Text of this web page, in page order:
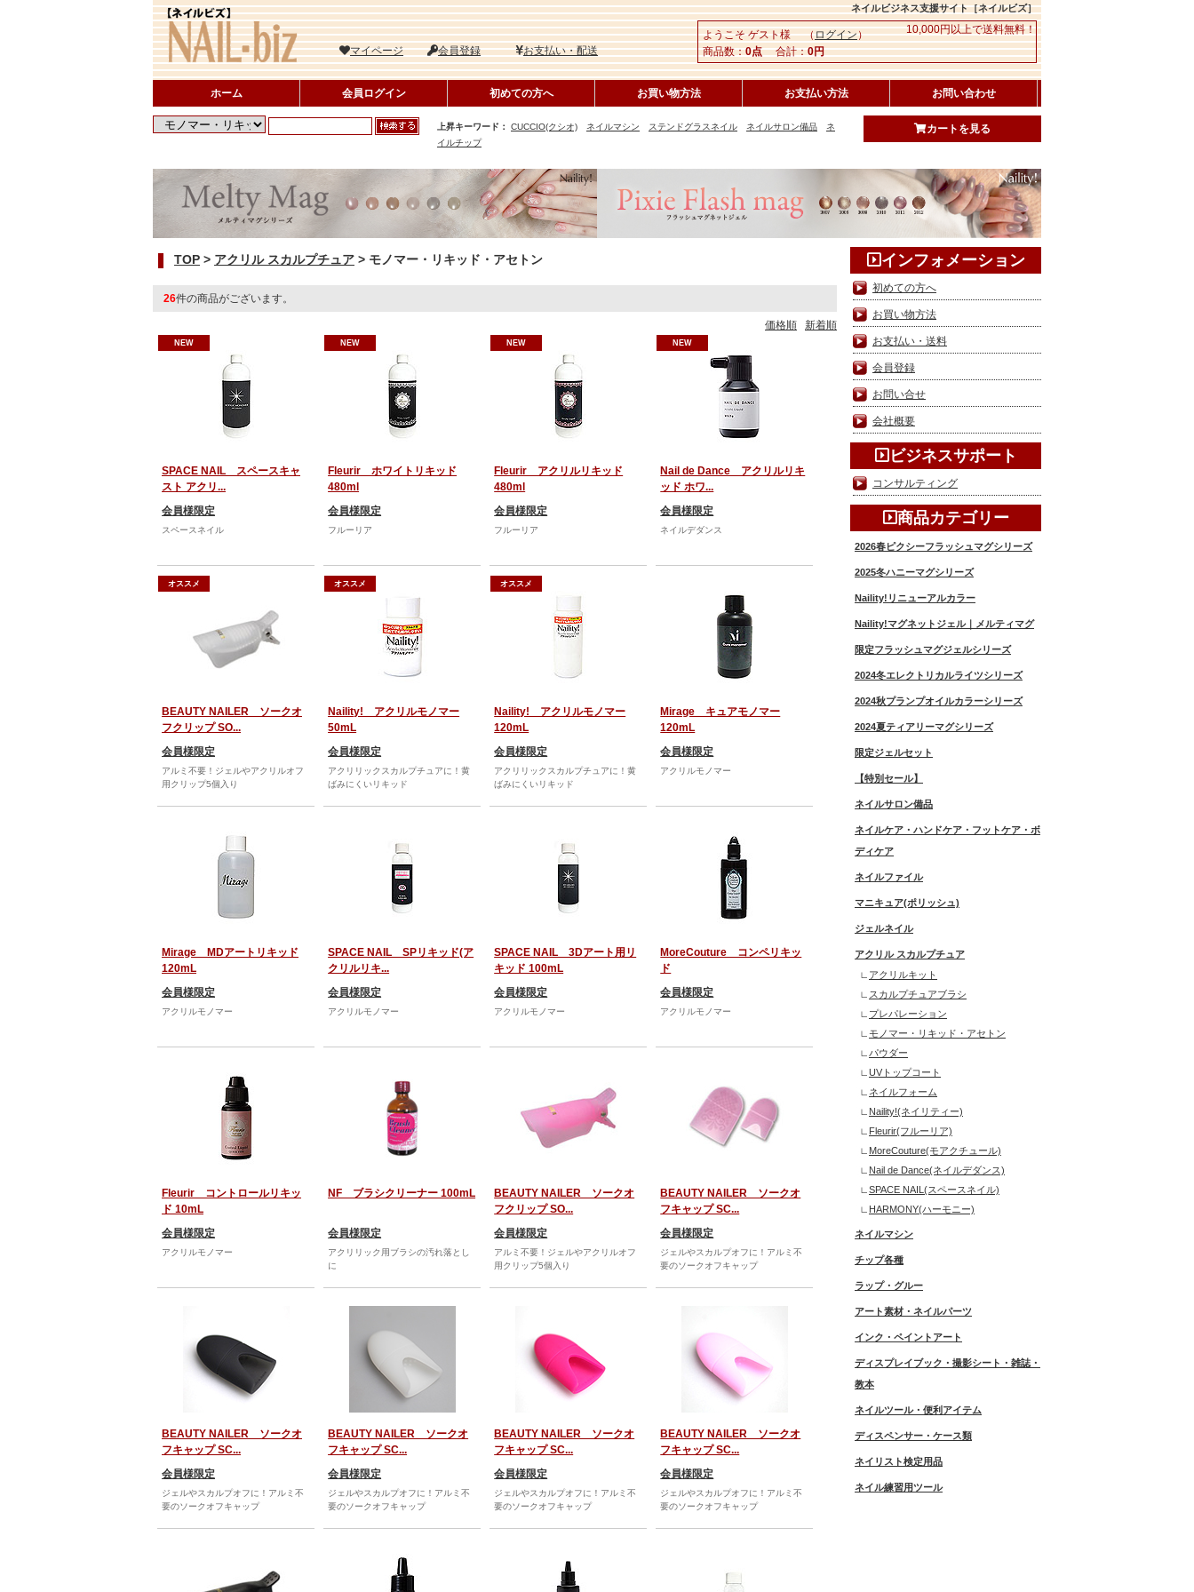
ネイルビジネス支援サイト［ネイルビズ］
マイページ 会員登録 お支払い・配送
ようこそ ゲスト様 （ログイン）
商品数：0点合計：0円
10,000円以上で送料無料！
ホーム 会員ログイン 初めての方へ お買い物方法 お支払い方法 お問い合わせ
上昇キーワード： CUCCIO(クシオ) ネイルマシン ステンドグラスネイル ネイルサロン備品
ネ
イルチップ
カートを見る
TOP > アクリル スカルプチュア > モノマー・リキッド・アセトン
26件の商品がございます。
価格順 新着順
SPACE NAIL スペースキャ
スト アクリ...
会員様限定
NEW
スペースネイル
Fleurir ホワイトリキッド
480ml
会員様限定
NEW
フルーリア
Fleurir アクリルリキッド
480ml
会員様限定
NEW
フルーリア
Nail de Dance アクリルリキ
ッド ホワ...
会員様限定
NEW
ネイルデダンス
BEAUTY NAILER ソークオ
フクリップ SO...
会員様限定
オススメ
アルミ不要！ジェルやアクリルオフ
用クリップ5個入り
Naility! アクリルモノマー
50mL
会員様限定
オススメ
アクリリックスカルプチュアに！黄
ばみにくいリキッド
Naility! アクリルモノマー
120mL
会員様限定
オススメ
アクリリックスカルプチュアに！黄
ばみにくいリキッド
Mirage キュアモノマー
120mL
会員様限定
アクリルモノマー
Mirage MDアートリキッド
120mL
会員様限定
アクリルモノマー
SPACE NAIL SPリキッド(ア
クリルリキ...
会員様限定
アクリルモノマー
SPACE NAIL 3Dアート用リ
キッド 100mL
会員様限定
アクリルモノマー
MoreCouture コンペリキッ
ド
会員様限定
アクリルモノマー
Fleurir コントロールリキッ
ド 10mL
会員様限定
アクリルモノマー
NF ブラシクリーナー 100mL
会員様限定
アクリリック用ブラシの汚れ落とし
に
BEAUTY NAILER ソークオ
フクリップ SO...
会員様限定
アルミ不要！ジェルやアクリルオフ
用クリップ5個入り
BEAUTY NAILER ソークオ
フキャップ SC...
会員様限定
ジェルやスカルプオフに！アルミ不
要のソークオフキャップ
BEAUTY NAILER ソークオ
フキャップ SC...
会員様限定
ジェルやスカルプオフに！アルミ不
要のソークオフキャップ
BEAUTY NAILER ソークオ
フキャップ SC...
会員様限定
ジェルやスカルプオフに！アルミ不
要のソークオフキャップ
BEAUTY NAILER ソークオ
フキャップ SC...
会員様限定
ジェルやスカルプオフに！アルミ不
要のソークオフキャップ
BEAUTY NAILER ソークオ
フキャップ SC...
会員様限定
ジェルやスカルプオフに！アルミ不
要のソークオフキャップ
インフォメーション
初めての方へ
お買い物方法
お支払い・送料
会員登録
お問い合せ
会社概要
ビジネスサポート
コンサルティング
商品カテゴリー
2026春ピクシーフラッシュマグシリーズ
2025冬ハニーマグシリーズ
Naility!リニューアルカラー
Naility!マグネットジェル｜メルティマグ
限定フラッシュマグジェルシリーズ
2024冬エレクトリカルライツシリーズ
2024秋プランプオイルカラーシリーズ
2024夏ティアリーマグシリーズ
限定ジェルセット
【特別セール】
ネイルサロン備品
ネイルケア・ハンドケア・フットケア・ボ
ディケア
ネイルファイル
マニキュア(ポリッシュ)
ジェルネイル
アクリル スカルプチュア
アクリルキット
スカルプチュアブラシ
プレパレーション
モノマー・リキッド・アセトン
パウダー
UVトップコート
ネイルフォーム
Naility!(ネイリティー)
Fleurir(フルーリア)
MoreCouture(モアクチュール)
Nail de Dance(ネイルデダンス)
SPACE NAIL(スペースネイル)
HARMONY(ハーモニー)
ネイルマシン
チップ各種
ラップ・グルー
アート素材・ネイルパーツ
インク・ペイントアート
ディスプレイブック・撮影シート・雑誌・
教本
ネイルツール・便利アイテム
ディスペンサー・ケース類
ネイリスト検定用品
ネイル練習用ツール